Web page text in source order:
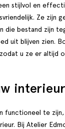
stijlvol en
Ze zijn
die bestand zijn
uit blijven zien.
u ze er altijd
interieur
functioneel te
Bij Atelier